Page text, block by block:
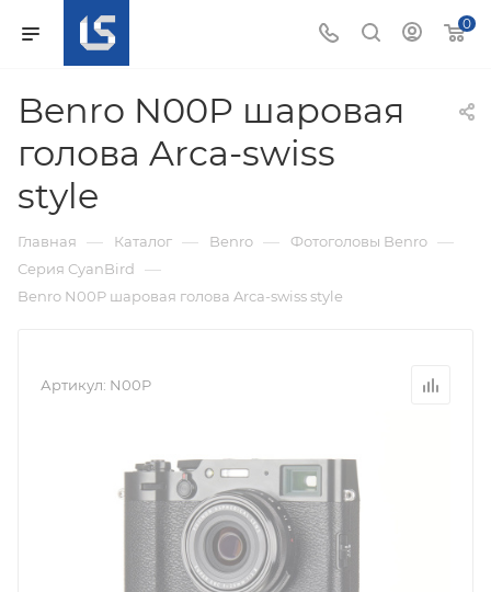
0
Benro N00P шаровая
голова Arca-swiss
style
Главная — Каталог — Benro — Фотоголовы Benro —
Серия CyanBird —
Benro N00P шаровая голова Arca-swiss style
Артикул: N00P